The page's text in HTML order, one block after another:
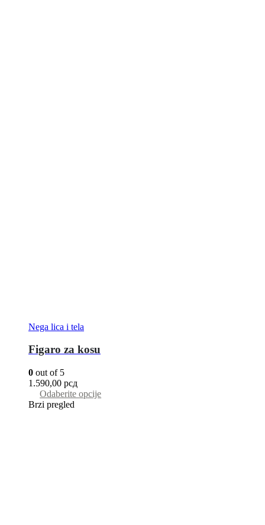
Nega lica i tela
Figaro za kosu
0 out of 5
1.590,00 рсд
Odaberite opcije
Brzi pregled